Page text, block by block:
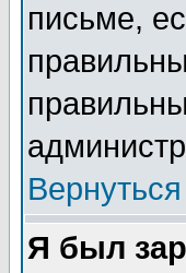
письме,
Я был